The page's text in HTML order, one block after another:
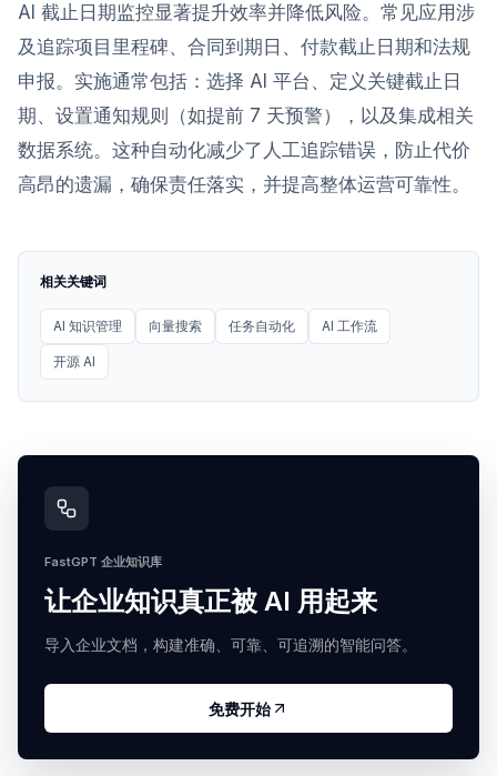
AI 截止日期监控显著提升效率并降低风险。常见应用涉
及追踪项目里程碑、合同到期日、付款截止日期和法规
申报。实施通常包括：选择 AI 平台、定义关键截止日
期、设置通知规则（如提前 7 天预警），以及集成相关
数据系统。这种自动化减少了人工追踪错误，防止代价
高昂的遗漏，确保责任落实，并提高整体运营可靠性。
相关关键词
AI 知识管理 向量搜索 任务自动化 AI 工作流
开源 AI
FastGPT 企业知识库
让企业知识真正被 AI 用起来
导入企业文档，构建准确、可靠、可追溯的智能问答。
免费开始